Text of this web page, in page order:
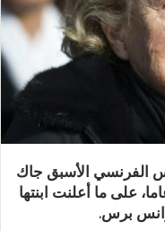
الفرنسي الأسبق جاك
مساء أمس الجمعة عن 93 عاما، على ما أعلنت ابنتها
برس.